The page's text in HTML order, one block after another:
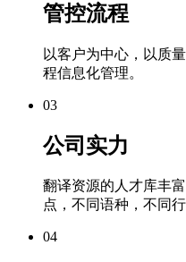
管控流程
以客户为中心，以质
程信息化管理。
03
公司实力
翻译资源的人才库丰
点，不同语种，不同
04